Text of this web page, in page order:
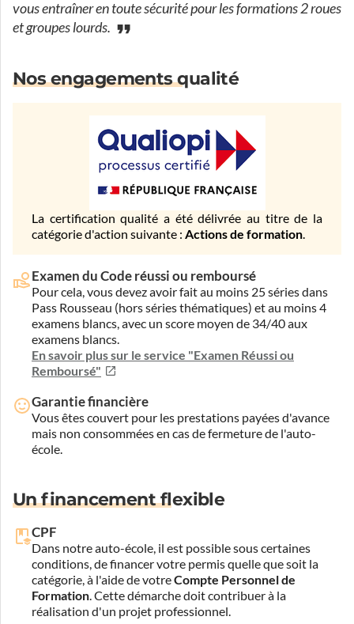
vous entraîner en toute sécurité pour les formations 2 roues
et groupes lourds.
Nos engagements qualité
La certification qualité a été délivrée au titre de la
catégorie d'action suivante : Actions de formation.
Examen du Code réussi ou remboursé
Pour cela, vous devez avoir fait au moins 25 séries dans
Pass Rousseau (hors séries thématiques) et au moins 4
examens blancs, avec un score moyen de 34/40 aux
examens blancs.
En savoir plus sur le service "Examen Réussi ou
Remboursé"
Garantie financière
Vous êtes couvert pour les prestations payées d'avance
mais non consommées en cas de fermeture de l'auto-
école.
Un financement flexible
CPF
Dans notre auto-école, il est possible sous certaines
conditions, de financer votre permis quelle que soit la
catégorie, à l'aide de votreCompte Personnel de
Formation. Cette démarche doit contribuer à la
réalisation d'un projet professionnel.